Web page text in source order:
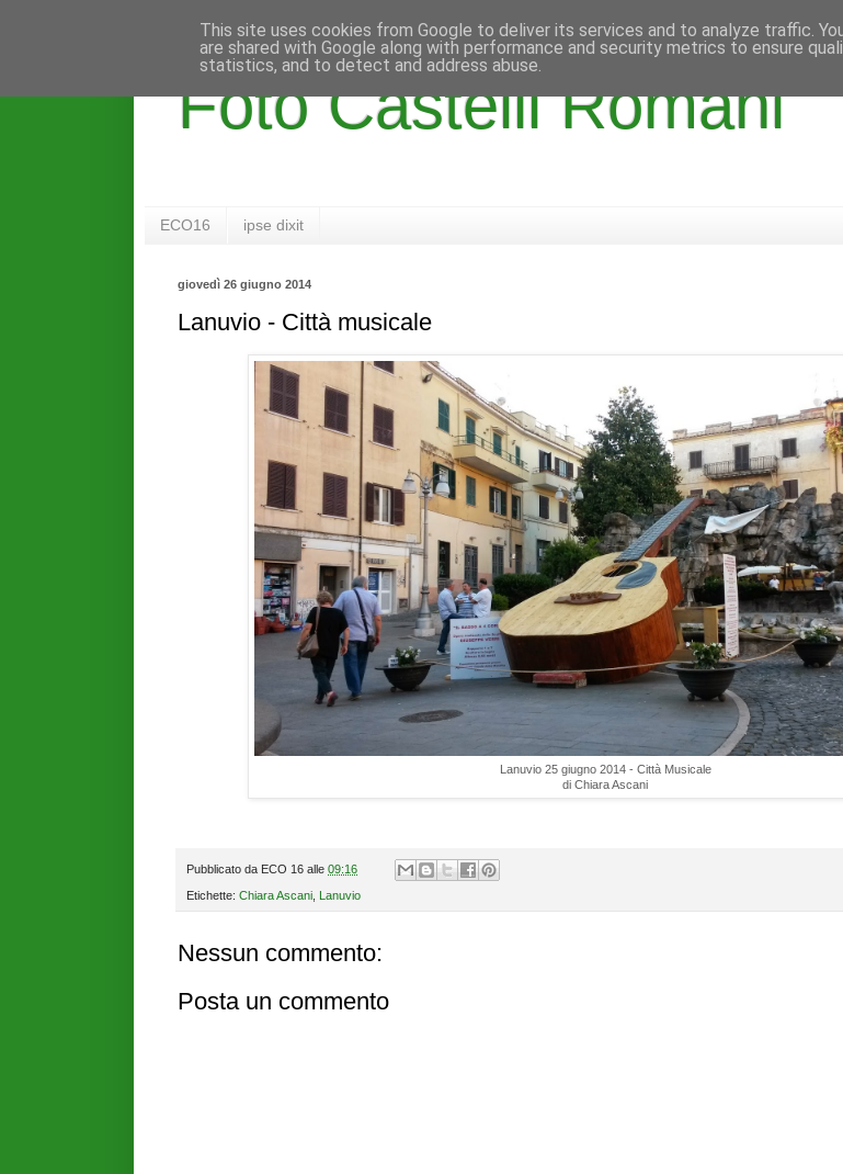
Foto Castelli Romani
ECO16 ipse dixit
giovedì 26 giugno 2014
Lanuvio - Città musicale
Lanuvio 25 giugno 2014 - Città Musicale
di Chiara Ascani
Pubblicato da ECO 16 alle 09:16
Etichette: Chiara Ascani, Lanuvio
Nessun commento:
Posta un commento
This site uses cookies from Google to deliver its services and to analyze traffic.
are shared with Google along with performance and security metrics to ensure
statistics, and to detect and address abuse.